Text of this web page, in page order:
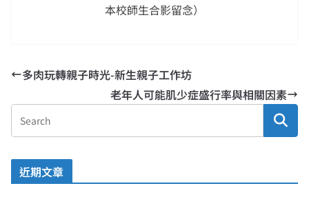
本校師生合影留念）
多肉玩轉親子時光-新生親子工作坊
老年人可能肌少症盛行率與相關因素
近期文章